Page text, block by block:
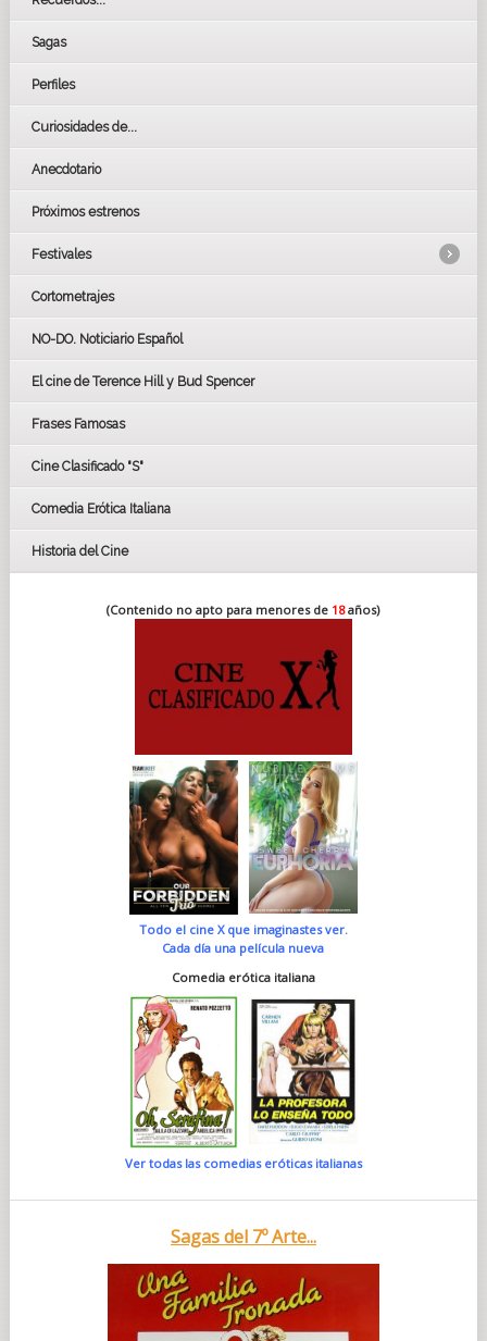
Sagas
Perfiles
Curiosidades de...
Anecdotario
Próximos estrenos
Festivales
LOS OSCARS
GOYAS
BAFTA
Cortometrajes
NO-DO. Noticiario Español
El cine de Terence Hill y Bud Spencer
Frases Famosas
Cine Clasificado "S"
Comedia Erótica Italiana
Historia del Cine
(Contenido no apto para menores de 18años)
Todo el cine X que imaginastes ver.
Cada día una película nueva
Comedia erótica italiana
Ver todas las comedias eróticas italianas
Sagas del 7º Arte...